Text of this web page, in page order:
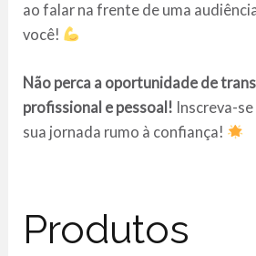
ao falar na frente de uma
você!
Não perca a oportunidade de
profissional e pessoal! Inscreva-
sua jornada rumo à confiança!
Produtos